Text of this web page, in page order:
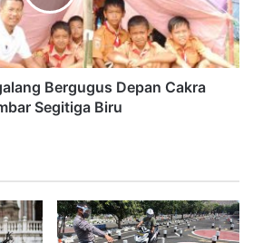
Bergugus Depan Cakra
Segitiga Biru